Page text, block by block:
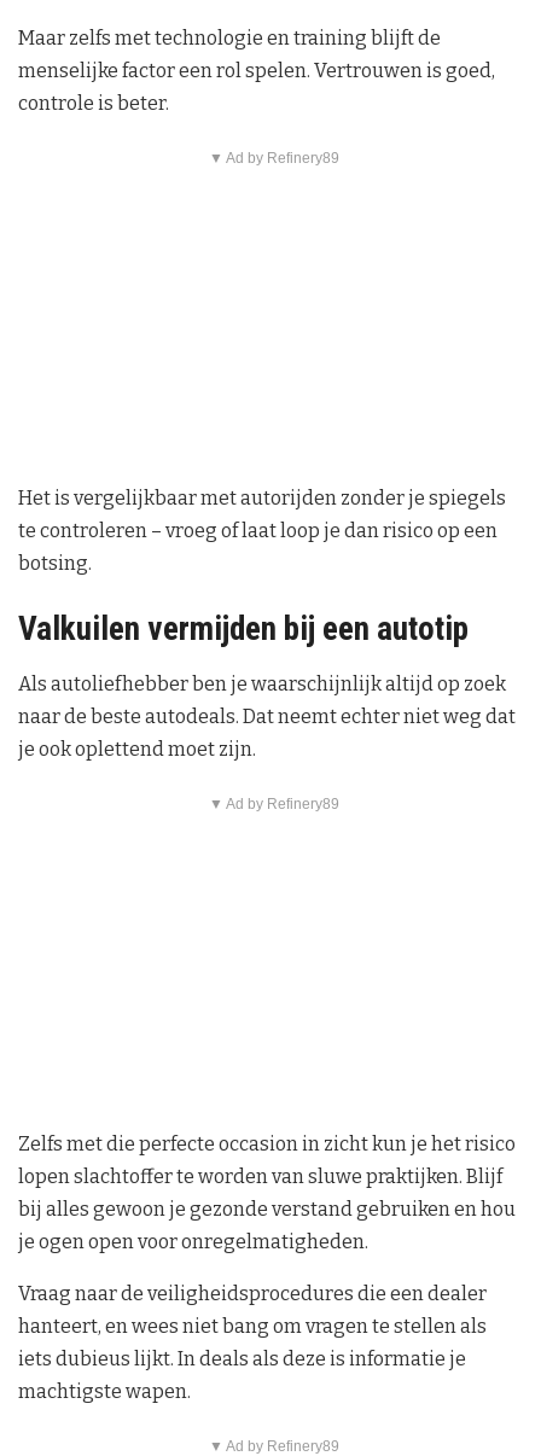
Maar zelfs met technologie en training blijft de
menselijke factor een rol spelen. Vertrouwen is goed,
controle is beter.
▼ Ad by Refinery89
Het is vergelijkbaar met autorijden zonder je spiegels
te controleren – vroeg of laat loop je dan risico op een
botsing.
Valkuilen vermijden bij een autotip
Als autoliefhebber ben je waarschijnlijk altijd op zoek
naar de beste autodeals. Dat neemt echter niet weg dat
je ook oplettend moet zijn.
▼ Ad by Refinery89
Zelfs met die perfecte occasion in zicht kun je het risico
lopen slachtoffer te worden van sluwe praktijken. Blijf
bij alles gewoon je gezonde verstand gebruiken en hou
je ogen open voor onregelmatigheden.
Vraag naar de veiligheidsprocedures die een dealer
hanteert, en wees niet bang om vragen te stellen als
iets dubieus lijkt. In deals als deze is informatie je
machtigste wapen.
▼ Ad by Refinery89